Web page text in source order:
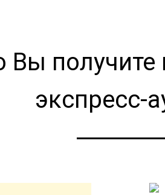
Вы получите
экспресс-